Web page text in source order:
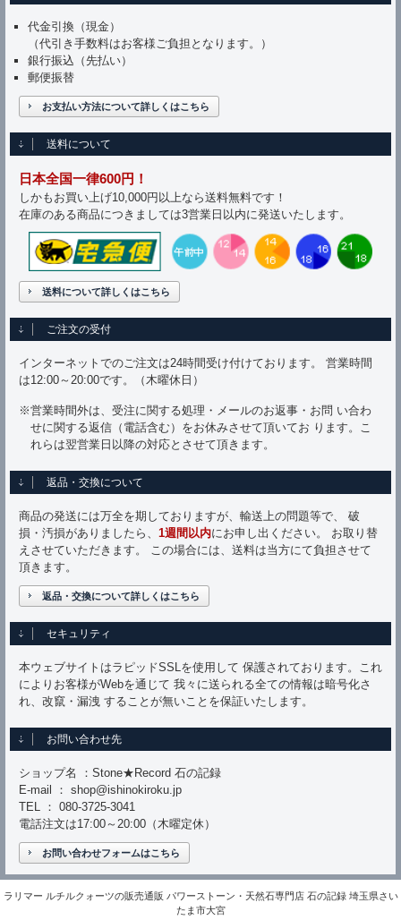
代金引換（現金）
（代引き手数料はお客様ご負担となります。）
銀行振込（先払い）
郵便振替
お支払い方法について詳しくはこちら
送料について
日本全国一律600円！
しかもお買い上げ10,000円以上なら送料無料です！
在庫のある商品につきましては3営業日以内に発送いたします。
送料について詳しくはこちら
ご注文の受付
インターネットでのご注文は24時間受け付けております。 営業時間
は12:00～20:00です。（木曜休日）
※営業時間外は、受注に関する処理・メールのお返事・お問 い合わ
せに関する返信（電話含む）をお休みさせて頂いてお ります。こ
れらは翌営業日以降の対応とさせて頂きます。
返品・交換について
商品の発送には万全を期しておりますが、輸送上の問題等で、 破
損・汚損がありましたら、 1週間以内にお申し出ください。 お取り替
えさせていただきます。 この場合には、送料は当方にて負担させて
頂きます。
返品・交換について詳しくはこちら
セキュリティ
本ウェブサイトはラピッドSSLを使用して 保護されております。これ
によりお客様がWebを通じて 我々に送られる全ての情報は暗号化さ
れ、改竄・漏洩 することが無いことを保証いたします。
お問い合わせ先
ショップ名 ：Stone★Record 石の記録
E-mail ： shop@ishinokiroku.jp
TEL ： 080-3725-3041
電話注文は17:00～20:00（木曜定休）
お問い合わせフォームはこちら
ラリマー ルチルクォーツの販売通販 パワーストーン・天然石専門店 石の記録 埼玉県さい
たま市大宮